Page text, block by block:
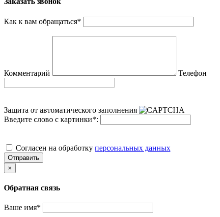
Как к вам обращаться*
Комментарий Телефон
Защита от автоматического заполнения
Введите слово с картинки*:
Cогласен на обработку персональных данных
Отправить
×
Обратная связь
Ваше имя*